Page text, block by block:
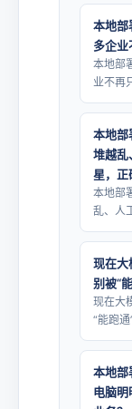
本地部
多企业
本地部
业不再
本地部
堆越乱
星，正
本地部
乱、人
现在大
别被“
现在大
“能跑
本地部
电脑